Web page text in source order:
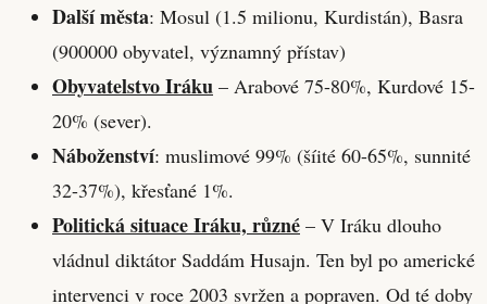
Další města: Mosul (1.5 milionu, Kurdistán), Basra
(900000 obyvatel, významný přístav)
Obyvatelstvo Iráku – Arabové 75-80%, Kurdové 15-
20% (sever).
Náboženství: muslimové 99% (šíité 60-65%, sunnité
32-37%), křesťané 1%.
Politická situace Iráku, různé – V Iráku dlouho
vládnul diktátor Saddám Husajn. Ten byl po americké
intervenci v roce 2003 svržen a popraven. Od té doby